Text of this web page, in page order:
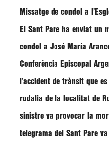
Missatge de condol a
El Sant Pare ha enviat un
condol a José María
Conferència Episcopal
l’accident de trànsit que
rodalia de la localitat de
sinistre va provocar la
telegrama del Sant Pare